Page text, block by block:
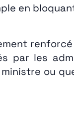
en
par les
ou